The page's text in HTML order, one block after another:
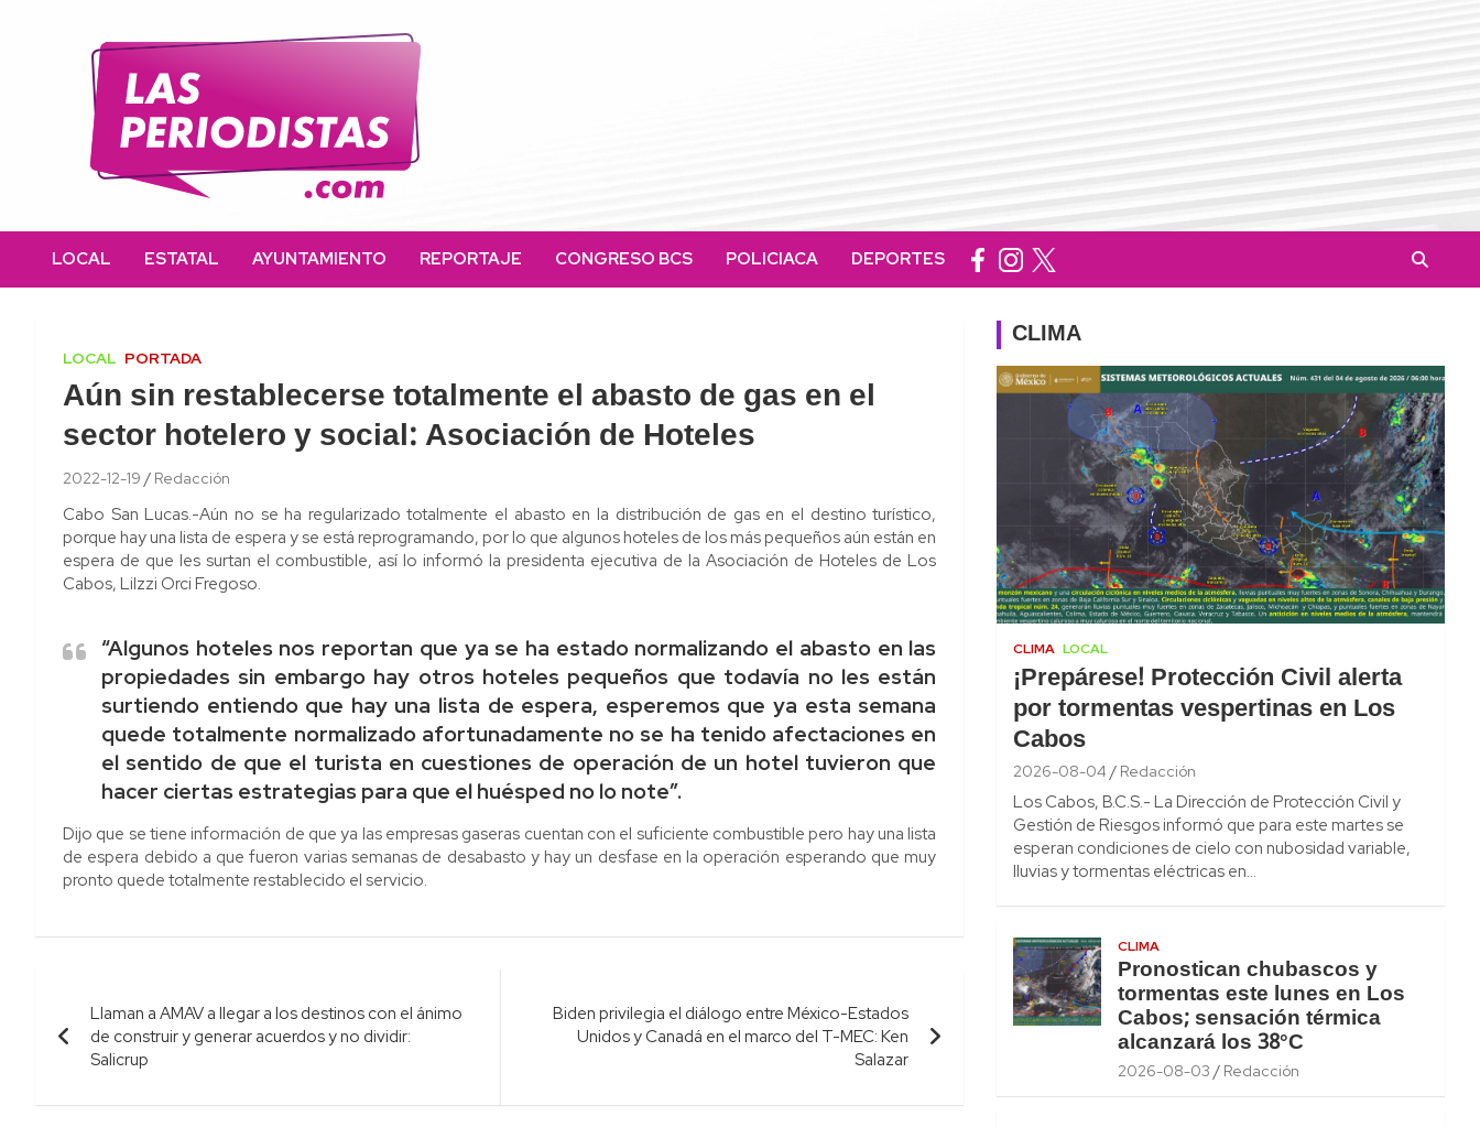
Las Periodistas
informado a la población.
LOCAL
ESTATAL AYUNTAMIENTO REPORTAJE CONGRESO BCS POLICIACA DEPORTES
LOCAL PORTADA
Aún sin restablecerse totalmente el abasto de gas en el
sector hotelero y social: Asociación de Hoteles
2022-12-19 Redacción
Cabo San Lucas.-Aún no se ha regularizado totalmente el abasto en la distribución de gas en el destino turístico,
porque hay una lista de espera y se está reprogramando, por lo que algunos hoteles de los más pequeños aún están en
espera de que les surtan el combustible, así lo informó la presidenta ejecutiva de la Asociación de Hoteles de Los
Cabos, Lilzzi Orci Fregoso.
“Algunos hoteles nos reportan que ya se ha estado normalizando el abasto en las
propiedades sin embargo hay otros hoteles pequeños que todavía no les están
surtiendo entiendo que hay una lista de espera, esperemos que ya esta semana
quede totalmente normalizado afortunadamente no se ha tenido afectaciones en
el sentido de que el turista en cuestiones de operación de un hotel tuvieron que
hacer ciertas estrategias para que el huésped no lo note”.
Dijo que se tiene información de que ya las empresas gaseras cuentan con el suficiente combustible pero hay una lista
de espera debido a que fueron varias semanas de desabasto y hay un desfase en la operación esperando que muy
pronto quede totalmente restablecido el servicio.
Navegación
de
entradas
Llaman a AMAV a llegar a los destinos con el ánimo
de construir y generar acuerdos y no dividir:
Salicrup
Biden privilegia el diálogo entre México-Estados
Unidos y Canadá en el marco del T-MEC: Ken
Salazar
CLIMA
CLIMA LOCAL
¡Prepárese! Protección Civil alerta
por tormentas vespertinas en Los
Cabos
2026-08-04 Redacción
Los Cabos, B.C.S.- La Dirección de Protección Civil y
Gestión de Riesgos informó que para este martes se
esperan condiciones de cielo con nubosidad variable,
lluvias y tormentas eléctricas en…
CLIMA
Pronostican chubascos y
tormentas este lunes en Los
Cabos; sensación térmica
alcanzará los 38°C
2026-08-03 Redacción